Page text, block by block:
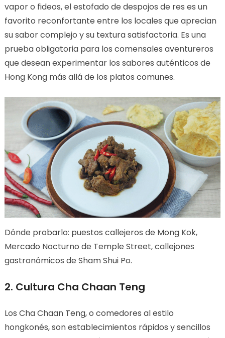
vapor o fideos, el estofado de despojos de res es un
favorito reconfortante entre los locales que aprecian
su sabor complejo y su textura satisfactoria. Es una
prueba obligatoria para los comensales aventureros
que desean experimentar los sabores auténticos de
Hong Kong más allá de los platos comunes.
Dónde probarlo: puestos callejeros de Mong Kok,
Mercado Nocturno de Temple Street, callejones
gastronómicos de Sham Shui Po.
2. Cultura Cha Chaan Teng
Los Cha Chaan Teng, o comedores al estilo
hongkonés, son establecimientos rápidos y sencillos